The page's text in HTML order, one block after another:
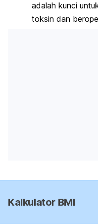
adalah kunci
toksin dan
Kalkulator BMI